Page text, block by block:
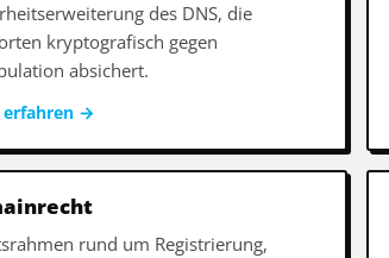
des DNS, die
kryptografisch gegen
absichert.
erfahren →
rund um Registrierung,